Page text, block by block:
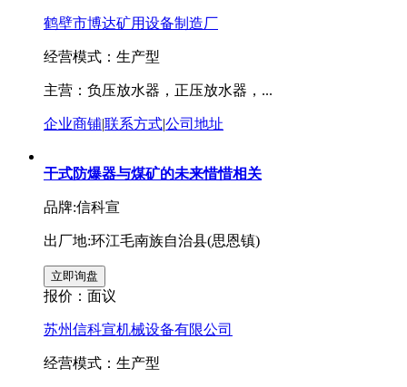
鹤壁市博达矿用设备制造厂
经营模式：生产型
主营：负压放水器，正压放水器，...
企业商铺|联系方式|公司地址
干式防爆器与煤矿的未来惜惜相关
品牌:信科宣
出厂地:环江毛南族自治县(思恩镇)
报价： 面议
苏州信科宣机械设备有限公司
经营模式：生产型